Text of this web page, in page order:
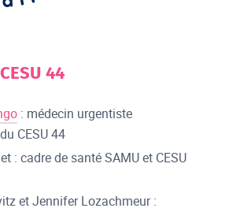
44
: médecin urgentiste
CESU 44
: cadre de santé SAMU et CESU
et Jennifer Lozachmeur :